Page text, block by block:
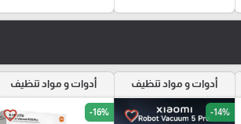
أدوات و مواد تنظيف
favorite_border -14%
أدوات و مواد تنظيف
favorite_border -16%